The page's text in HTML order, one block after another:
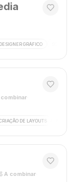
DESIGNER GRÁFICO
·
DE LAYOUTS
A combinar·